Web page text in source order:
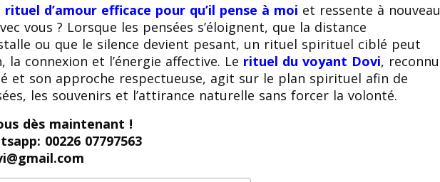
rituel d’amour efficace pour qu’il pense à moi et ressente à nouveau
vous ? Lorsque les pensées s’éloignent, que la distance
ou que le silence devient pesant, un rituel spirituel ciblé peut
la connexion et l’énergie affective. Le rituel du voyant Dovi, reconnu
et son approche respectueuse, agit sur le plan spirituel afin de
les souvenirs et l’attirance naturelle sans forcer la volonté.
dès maintenant !
00226 07797563